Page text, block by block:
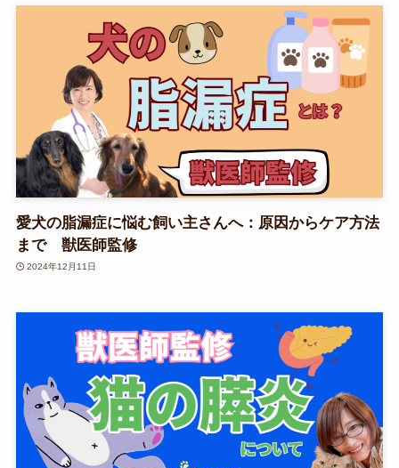
愛犬の脂漏症に悩む飼い主さんへ：原因からケア方法
まで 獣医師監修
2024年12月11日